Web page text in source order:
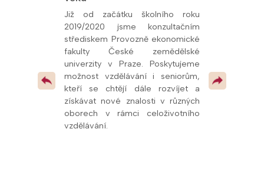
republice
v
Již od začátku školního roku
2019/2020 jsme konzultačním
střediskem Provozně ekonomické
fakulty České zemědělské
univerzity v Praze. Poskytujeme
možnost vzdělávání i seniorům,
kteří se chtějí dále rozvíjet a
získávat nové znalosti v různých
oborech v rámci celoživotního
vzdělávání.
odborných